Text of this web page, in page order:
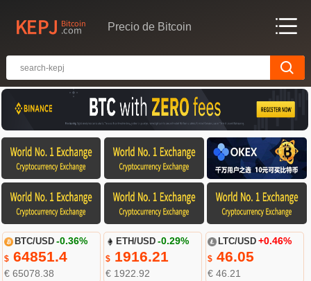
Precio de Bitcoin
BTC/USD -0.36%
$64851.4
€ 65078.38
ETH/USD -0.29%
$ 1916.21
€ 1922.92
LTC/USD +0.46%
$46.05
€ 46.21